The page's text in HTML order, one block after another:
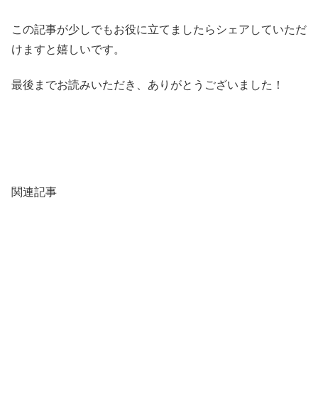
この記事が少しでもお役に立てましたらシェアしていただ
けますと嬉しいです。
最後までお読みいただき、ありがとうございました！
関連記事